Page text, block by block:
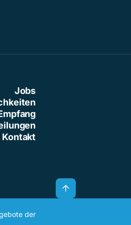
Jobs
Kontakt
der